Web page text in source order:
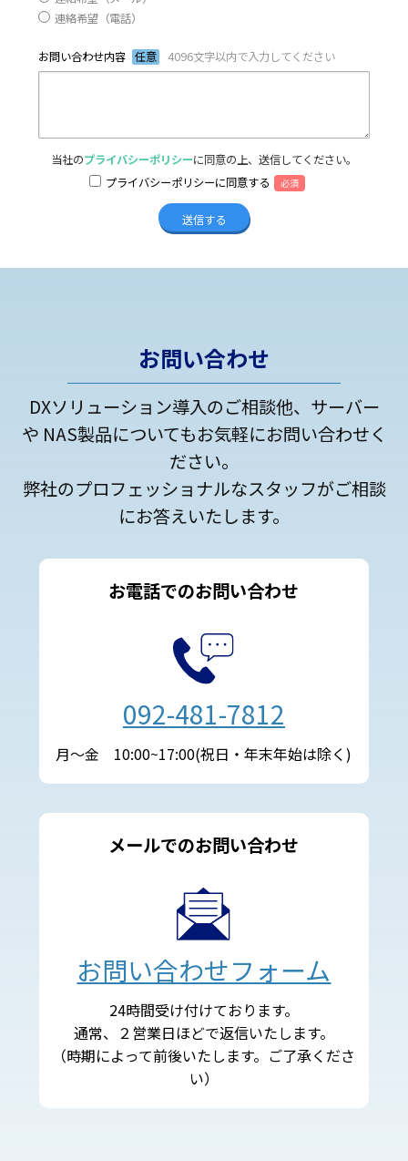
連絡希望（電話）
お問い合わせ内容 任意 4096文字以内で入力してください
当社のプライバシーポリシーに同意の上、送信してください。
プライバシーポリシーに同意する
必須
お問い合わせ
DXソリューション導入のご相談他、サーバー
や NAS製品についてもお気軽にお問い合わせく
ださい。
弊社のプロフェッショナルなスタッフがご相談
にお答えいたします。
お電話でのお問い合わせ
092-481-7812
月～金 10:00~17:00(祝日・年末年始は除く)
メールでのお問い合わせ
お問い合わせフォーム
24時間受け付けております。
通常、２営業日ほどで返信いたします。
（時期によって前後いたします。ご了承くださ
い）